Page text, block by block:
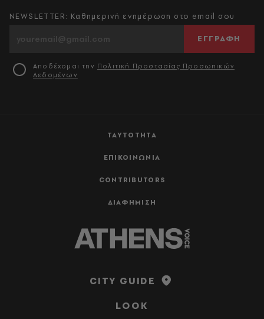
ΤΑΥΤΟΤΗΤΑ
ΕΠΙΚΟΙΝΩΝΙΑ
CONTRIBUTORS
ΔΙΑΦΗΜΙΣΗ
NEWSLETTER: Καθημερινή ενημέρωση στο email σου
ΕΓΓΡΑΦΗ
Αποδέχομαι την Πολιτική Προστασίας Προσωπικών
Δεδομένων
CITY GUIDE
LOOK